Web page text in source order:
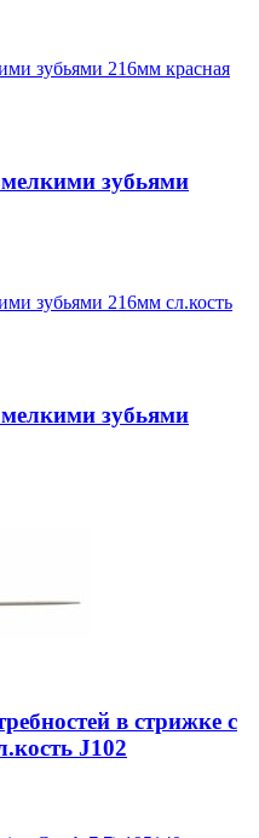
мелкими зубьями
мелкими зубьями
в стрижке с
J102